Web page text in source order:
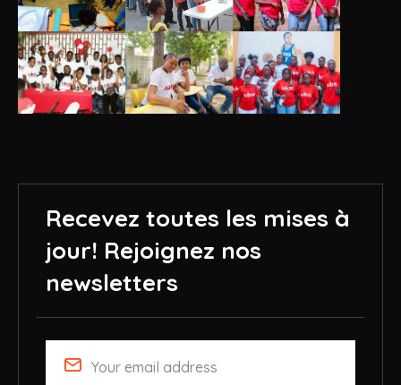
Recevez toutes les mises à
jour! Rejoignez nos
newsletters